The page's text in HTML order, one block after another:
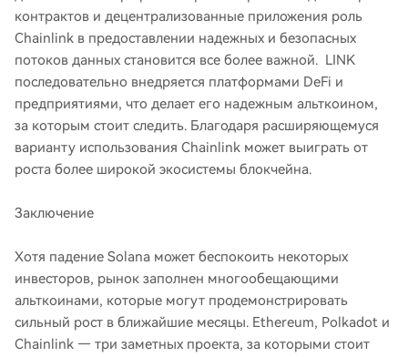
контрактов и децентрализованные приложения роль
Chainlink в предоставлении надежных и безопасных
потоков данных становится все более важной. LINK
последовательно внедряется платформами DeFi и
предприятиями, что делает его надежным альткоином,
за которым стоит следить. Благодаря расширяющемуся
варианту использования Chainlink может выиграть от
роста более широкой экосистемы блокчейна.
Заключение
Хотя падение Solana может беспокоить некоторых
инвесторов, рынок заполнен многообещающими
альткоинами, которые могут продемонстрировать
сильный рост в ближайшие месяцы. Ethereum, Polkadot и
Chainlink — три заметных проекта, за которыми стоит